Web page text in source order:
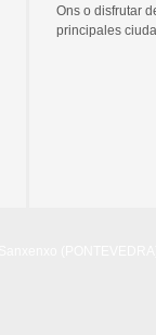
Ons o disfrutar
principales